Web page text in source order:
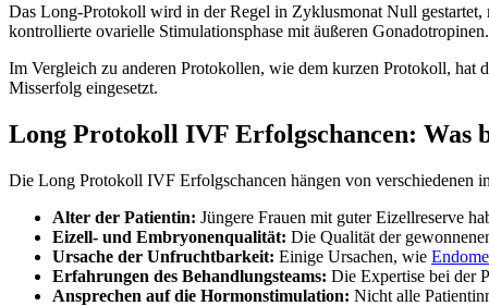
Das Long-Protokoll wird in der Regel in Zyklusmonat Null gestartet,
kontrollierte ovarielle Stimulationsphase mit äußeren
Im Vergleich zu anderen Protokollen, wie dem kurzen Protokoll,
Misserfolg eingesetzt.
Long Protokoll IVF Erfolgschancen: Was
Die Long Protokoll IVF Erfolgschancen hängen von verschiedenen
Alter der Patientin: Jüngere Frauen mit guter Eizellreserve
Eizell- und Embryonenqualität: Die Qualität der
Ursache der Unfruchtbarkeit: Einige Ursachen, wie
Erfahrungen des Behandlungsteams: Die Expertise bei der
Ansprechen auf die Hormonstimulation: Nicht alle